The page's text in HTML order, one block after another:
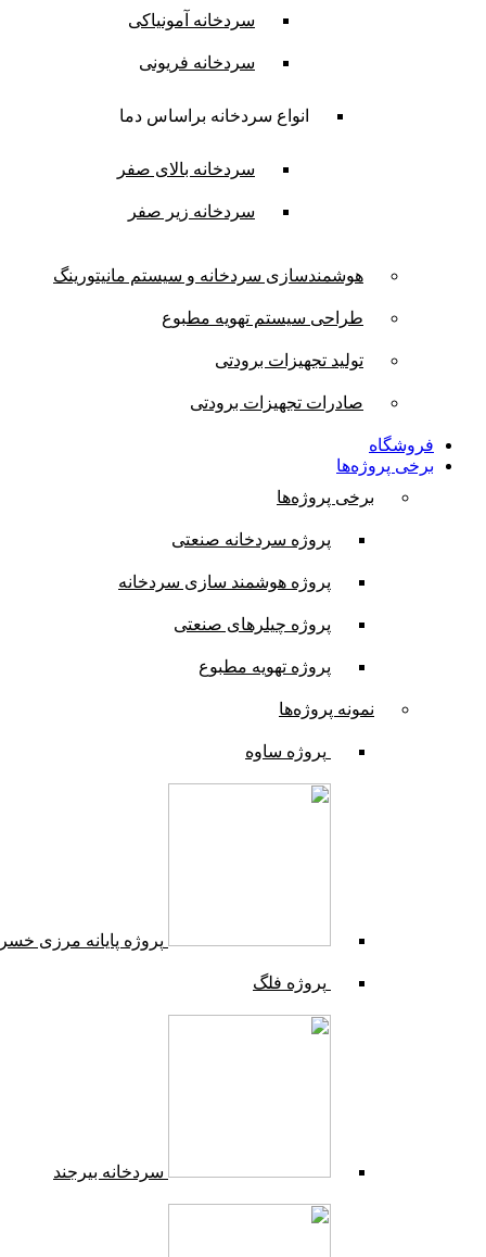
سردخانه آمونیاکی
سردخانه فریونی
انواع سردخانه براساس دما
سردخانه بالای صفر
سردخانه زیر صفر
هوشمندسازی سردخانه و سیستم مانیتورینگ
طراحی سیستم تهویه مطبوع
تولید تجهیزات برودتی
صادرات تجهیزات برودتی
فروشگاه
برخی پروژه‌ها
برخی پروژه‌ها
پروژه سردخانه صنعتی
پروژه هوشمند سازی سردخانه
پروژه چیلرهای صنعتی
پروژه تهویه مطبوع
نمونه پروژه‌ها
پروژه ساوه
پروژه پایانه مرزی
پروژه فلگ
سردخانه بیرجند